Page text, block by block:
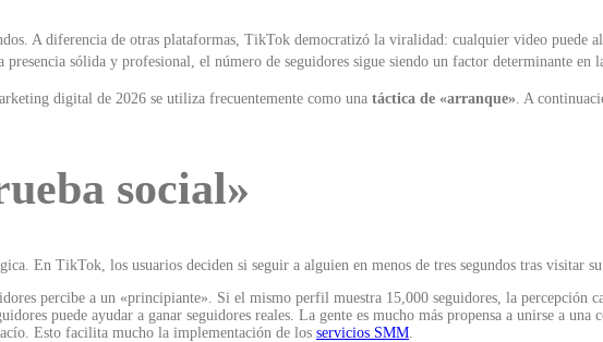
A diferencia de otras plataformas, TikTok democratizó la viralidad: cualquier video puede
presencia sólida y profesional, el número de seguidores sigue siendo un factor determinante en
digital de 2026 se utiliza frecuentemente como una táctica de «arranque» A
social»
En TikTok, los usuarios deciden si seguir a alguien en menos de tres segundos tras visitar
percibe a un «principiante». Si el mismo perfil muestra 15,000 seguidores, la percepción
puede ayudar a ganar seguidores reales. La gente es mucho más propensa a unirse a
Esto facilita mucho la implementación de los servicios SMM